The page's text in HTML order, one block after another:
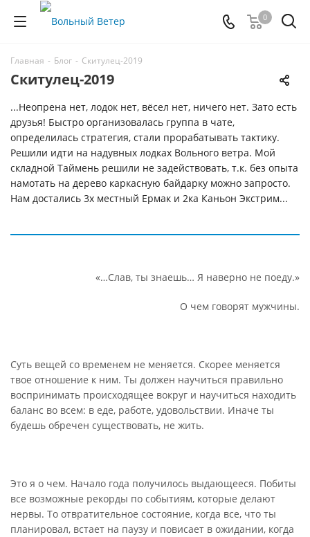
0
Главная - Блог - Скитулец-2019
Скитулец-2019
...Неопрена нет, лодок нет, вёсел нет, ничего нет. Зато есть
друзья! Быстро организовалась группа в чате,
определилась стратегия, стали прорабатывать тактику.
Решили идти на надувных лодках Вольного ветра. Мой
складной Таймень решили не задействовать, т.к. без опыта
намотать на дерево каркасную байдарку можно запросто.
Нам достались 3х местный Ермак и 2ка Каньон Экстрим...
«…Слав, ты знаешь… Я наверно не поеду.»
О чем говорят мужчины.
Суть вещей со временем не меняется. Скорее меняется
твое отношение к ним. Ты должен научиться правильно
воспринимать происходящее вокруг и научиться находить
баланс во всем: в еде, работе, удовольствии. Иначе ты
будешь обречен существовать, не жить.
Это я о чем. Начало года получилось выдающееся. Побиты
все возможные рекорды по событиям, которые делают
нервы. То отвратительное состояние, когда все, что ты
планировал, встает на паузу и повисает в ожидании, когда